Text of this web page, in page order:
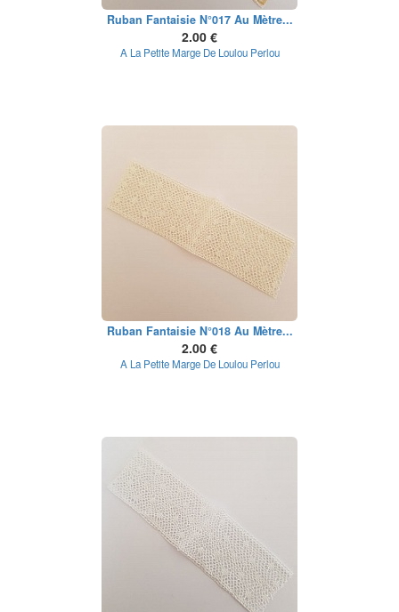
Ruban Fantaisie N°017 Au Mètre...
2.00 €
A La Petite Marge De Loulou Perlou
Ruban Fantaisie N°018 Au Mètre...
2.00 €
A La Petite Marge De Loulou Perlou